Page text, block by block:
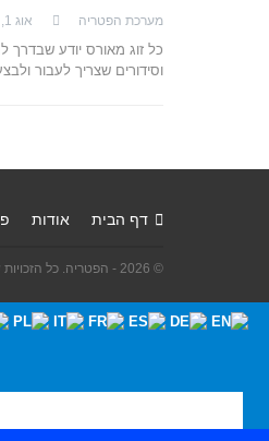
מערכת הפטריה אוג 1, 2019
כל זוג מאורס יודע שבדרך
וסידורים שצריך לעבור
דף הבית אודות
© 2026 - הפטריה. כל הזכויות שמורות.